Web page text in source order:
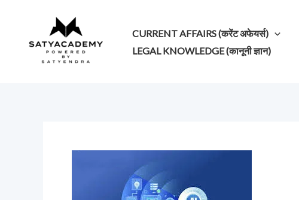
content
CURRENT AFFAIRS (करेंट अफेयर्स)
LEGAL KNOWLEDGE (कानूनी ज्ञान)